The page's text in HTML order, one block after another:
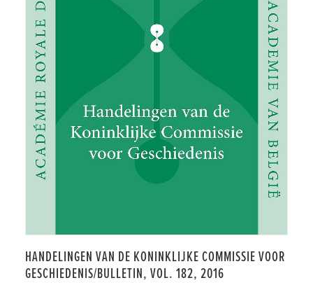
HANDELINGEN VAN DE KONINKLIJKE COMMISSIE VOOR
GESCHIEDENIS/BULLETIN, VOL. 182, 2016